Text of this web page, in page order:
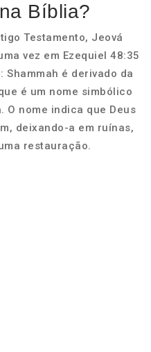
Bíblia?
Testamento, Jeová
vez em Ezequiel 48:35
é derivado da
é um nome simbólico
O nome indica que Deus
deixando-a em ruínas,
restauração.